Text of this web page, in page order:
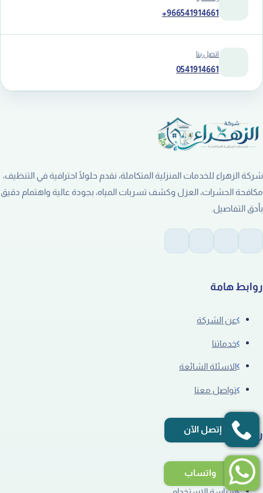
+966541914661
اتصل بنا
0541914661
شركة الزهراء للخدمات المنزلية المتكاملة، نقدم حلولًا احترافية في التنظيف،
مكافحة الحشرات، العزل وكشف تسربات المياه، بجودة عالية واهتمام دقيق
بأدق التفاصيل.
روابط هامة
عن الشركة
خدماتنا
الاسئلة الشائعة
تواصل معنا
روابط قد تهمك
سياسة الخصوصية
إتصل الآن
واتساب